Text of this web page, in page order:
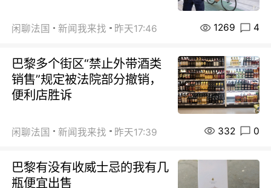
闲聊法国 新闻我来找 昨天17:46 1269 4
巴黎多个街区“禁止外带酒类
销售”规定被法院部分撤销，
便利店胜诉
闲聊法国 新闻我来找 昨天17:39 332 0
巴黎有没有收威士忌的我有几
瓶便宜出售